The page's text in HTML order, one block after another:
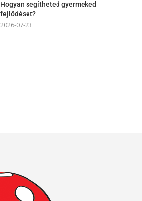
Hogyan segítheted gyermeked
fejlődését?
2026-07-23